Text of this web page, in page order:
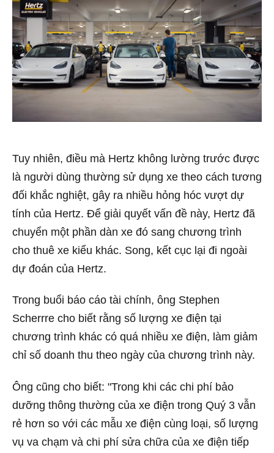
Tuy nhiên, điều mà Hertz không lường trước được
là người dùng thường sử dụng xe theo cách tương
đối khắc nghiệt, gây ra nhiều hỏng hóc vượt dự
tính của Hertz. Để giải quyết vấn đề này, Hertz đã
chuyển một phần dàn xe đó sang chương trình
cho thuê xe kiểu khác. Song, kết cục lại đi ngoài
dự đoán của Hertz.
Trong buổi báo cáo tài chính, ông Stephen
Scherrre cho biết rằng số lượng xe điện tại
chương trình khác có quá nhiều xe điện, làm giảm
chỉ số doanh thu theo ngày của chương trình này.
Ông cũng cho biết: "Trong khi các chi phí bảo
dưỡng thông thường của xe điện trong Quý 3 vẫn
rẻ hơn so với các mẫu xe điện cùng loại, số lượng
vụ va chạm và chi phí sửa chữa của xe điện tiếp